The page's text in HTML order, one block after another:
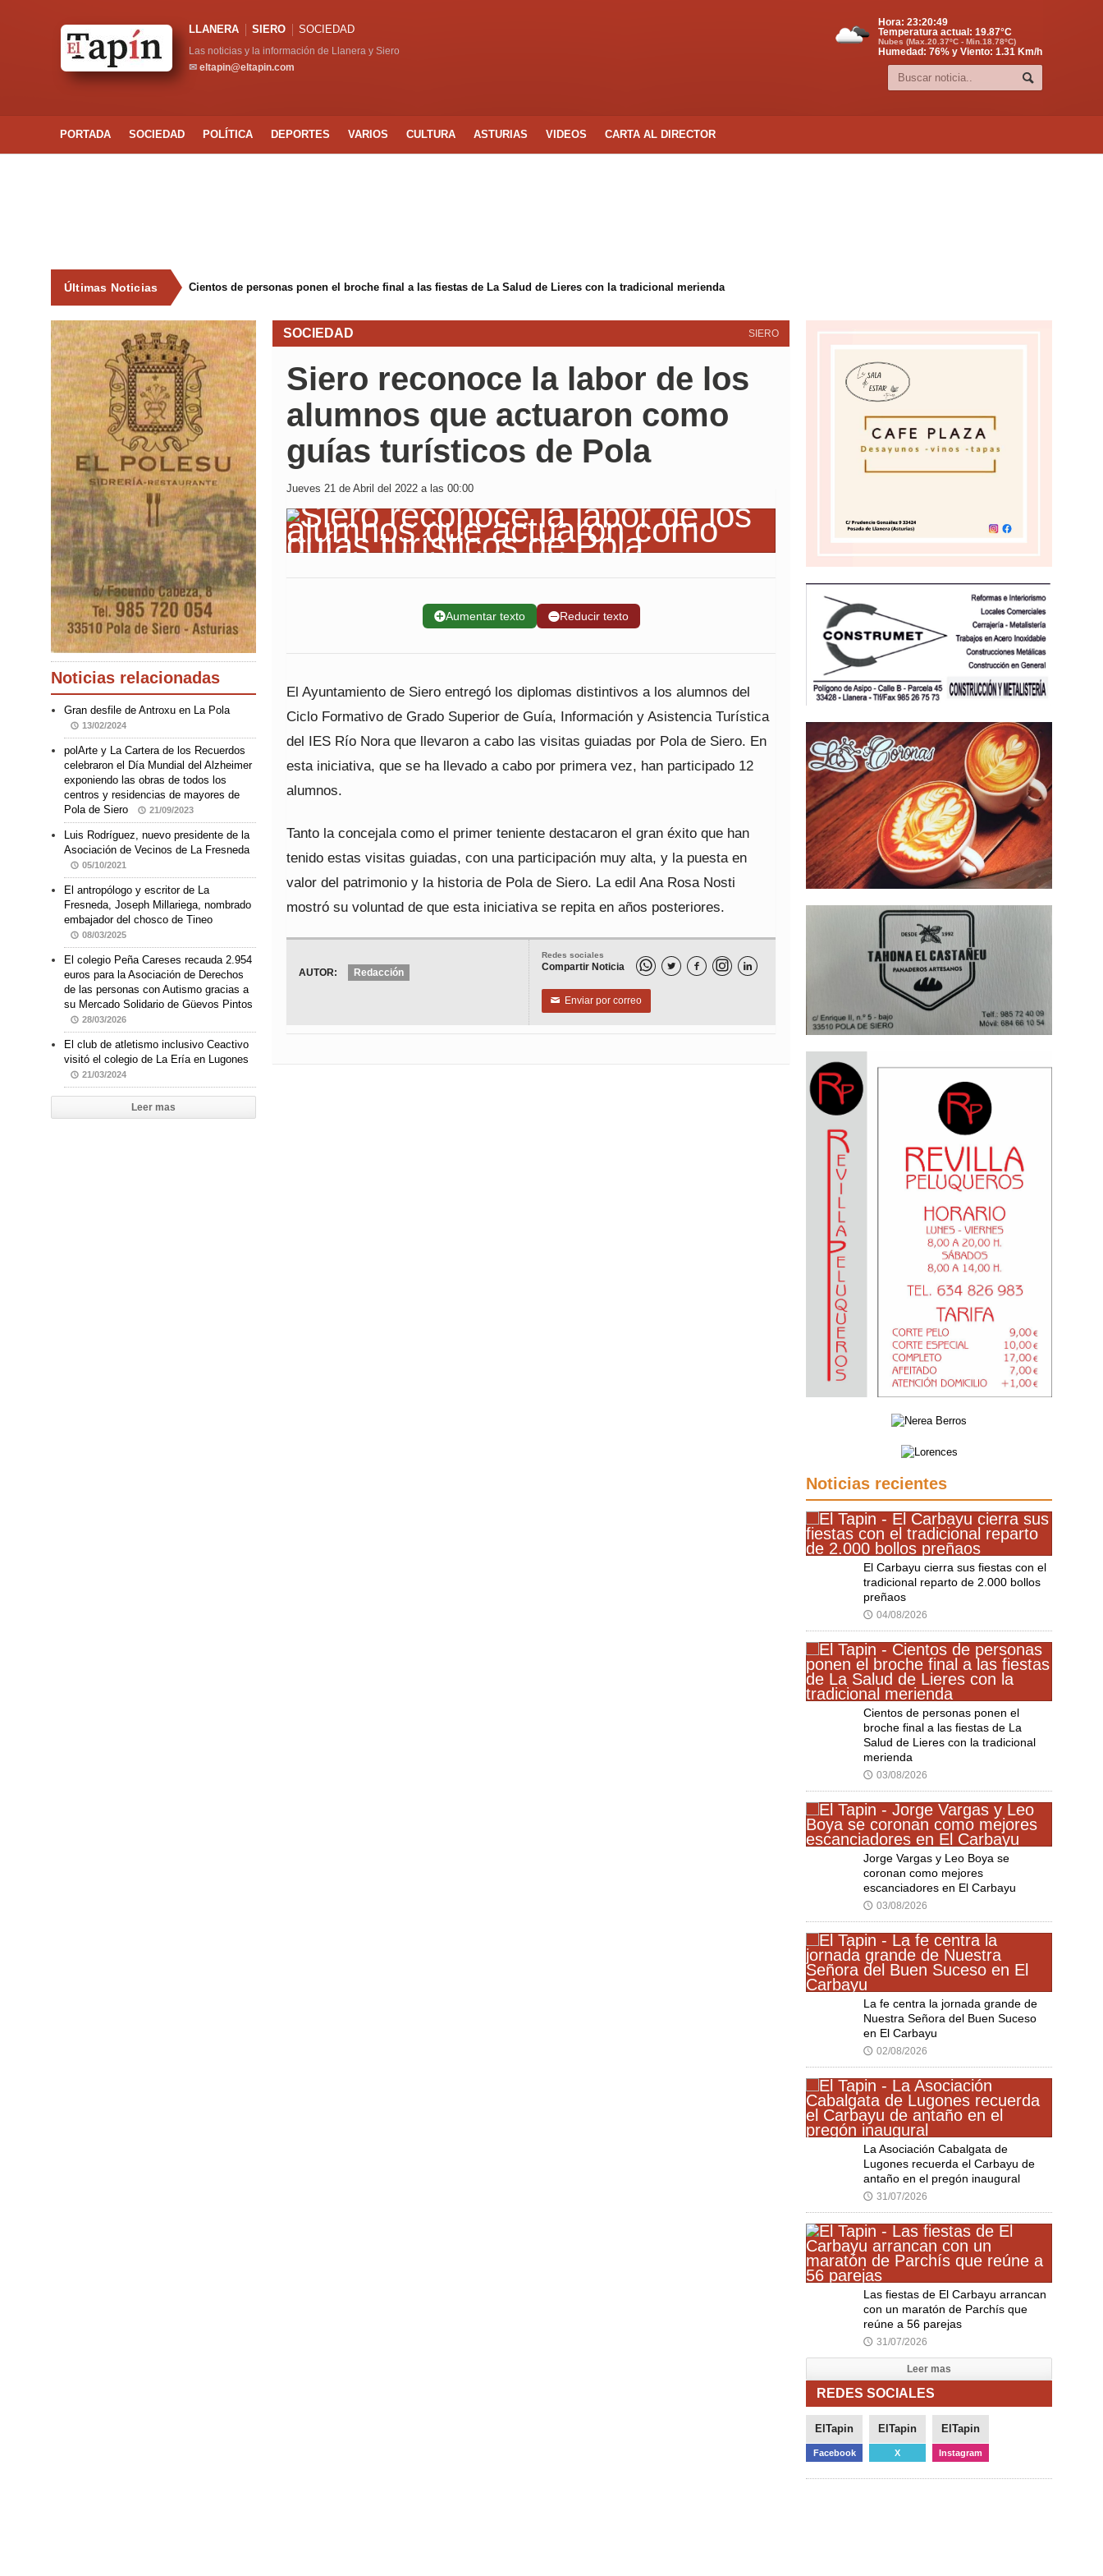
LLANERA SIERO SOCIEDAD
Las noticias y la información de Llanera y Siero
✉ eltapin@eltapin.com
Hora: 23:20:50
Temperatura actual: 19.87°C
Nubes (Max.20.37ºC - Min.18.78ºC)
Humedad: 76% y Viento: 1.31 Km/h
PORTADA SOCIEDAD POLÍTICA DEPORTES VARIOS CULTURA ASTURIAS VIDEOS CARTA AL DIRECTOR
Últimas Noticias Cientos de personas ponen el broche final a las fiestas de La Salud de Lieres con la tradicional merienda
SIERO
SOCIEDAD
Siero reconoce la labor de los
alumnos que actuaron como
guías turísticos de Pola
Jueves 21 de Abril del 2022 a las 00:00
➕Aumentar texto ➖Reducir texto
El Ayuntamiento de Siero entregó los diplomas distintivos a los alumnos del
Ciclo Formativo de Grado Superior de Guía, Información y Asistencia Turística
del IES Río Nora que llevaron a cabo las visitas guiadas por Pola de Siero. En
esta iniciativa, que se ha llevado a cabo por primera vez, han participado 12
alumnos.
Tanto la concejala como el primer teniente destacaron el gran éxito que han
tenido estas visitas guiadas, con una participación muy alta, y la puesta en
valor del patrimonio y la historia de Pola de Siero. La edil Ana Rosa Nosti
mostró su voluntad de que esta iniciativa se repita en años posteriores.
Redes sociales
Compartir Noticia   
✉ Enviar por correo
AUTOR: Redacción
Noticias relacionadas
Gran desfile de Antroxu en La Pola
13/02/2024
polArte y La Cartera de los Recuerdos
celebraron el Día Mundial del Alzheimer
exponiendo las obras de todos los
centros y residencias de mayores de
Pola de Siero
21/09/2023
Luis Rodríguez, nuevo presidente de la
Asociación de Vecinos de La Fresneda
05/10/2021
El antropólogo y escritor de La
Fresneda, Joseph Millariega, nombrado
embajador del chosco de Tineo
08/03/2025
El colegio Peña Careses recauda 2.954
euros para la Asociación de Derechos
de las personas con Autismo gracias a
su Mercado Solidario de Güevos Pintos
28/03/2026
El club de atletismo inclusivo Ceactivo
visitó el colegio de La Ería en Lugones
21/03/2024
Leer mas
Noticias recientes
El Carbayu cierra sus fiestas con el
tradicional reparto de 2.000 bollos
preñaos
🕔 04/08/2026
Cientos de personas ponen el
broche final a las fiestas de La
Salud de Lieres con la tradicional
merienda
🕔 03/08/2026
Jorge Vargas y Leo Boya se
coronan como mejores
escanciadores en El Carbayu
🕔 03/08/2026
La fe centra la jornada grande de
Nuestra Señora del Buen Suceso
en El Carbayu
🕔 02/08/2026
La Asociación Cabalgata de
Lugones recuerda el Carbayu de
antaño en el pregón inaugural
🕔 31/07/2026
Las fiestas de El Carbayu arrancan
con un maratón de Parchís que
reúne a 56 parejas
🕔 31/07/2026
Leer mas
REDES SOCIALES
ElTapin
Facebook
ElTapin
X
ElTapin
Instagram